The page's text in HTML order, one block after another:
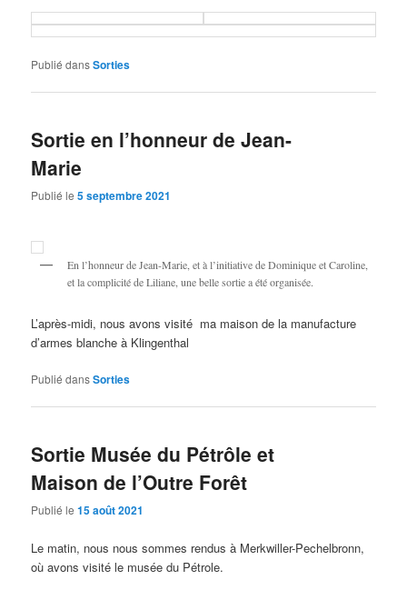
Publié dansSorties
Sortie en l’honneur de Jean-
Marie
Publié le5 septembre 2021
En l’honneur de Jean-Marie, et à l’initiative de Dominique et Caroline,
et la complicité de Liliane, une belle sortie a été organisée.
L’après-midi, nous avons visité ma maison de la manufacture
d’armes blanche à Klingenthal
Publié dansSorties
Sortie Musée du Pétrôle et
Maison de l’Outre Forêt
Publié le15 août 2021
Le matin, nous nous sommes rendus à Merkwiller-Pechelbronn,
où avons visité le musée du Pétrole.